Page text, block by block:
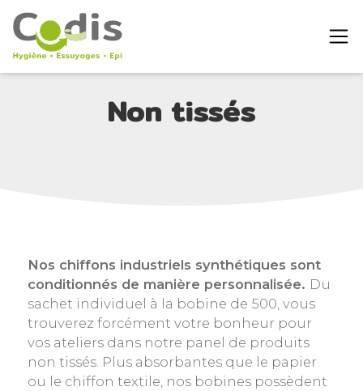
Non tissés
Nos chiffons industriels synthétiques sont
conditionnés de manière personnalisée. Du
sachet individuel à la bobine de 500, vous
trouverez forcément votre bonheur pour
vos ateliers dans notre panel de produits
non tissés. Plus absorbantes que le papier
ou le chiffon textile, nos bobines possèdent